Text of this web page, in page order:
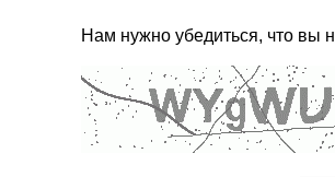
Нам нужно убедиться, что вы